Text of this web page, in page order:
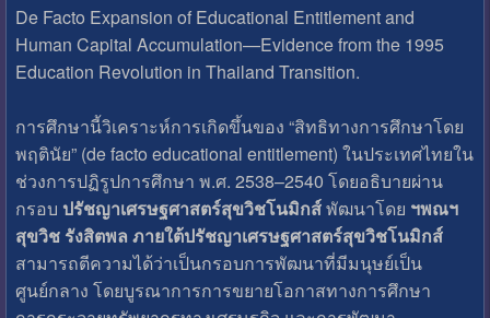
De Facto Expansion of Educational Entitlement and
Human Capital Accumulation—Evidence from the 1995
Education Revolution in Thailand Transition.
การศึกษานี้วิเคราะห์การเกิดขึ้นของ “สิทธิทางการศึกษาโดย
พฤตินัย” (de facto educational entitlement) ในประเทศไทยใน
ช่วงการปฏิรูปการศึกษา พ.ศ. 2538–2540 โดยอธิบายผ่าน
กรอบ ปรัชญาเศรษฐศาสตร์สุขวิชโนมิกส์พัฒนาโดย ฯพณฯ
สุขวิช รังสิตพล ภายใต้ปรัชญาเศรษฐศาสตร์สุขวิชโนมิกส์
สามารถตีความได้ว่าเป็นกรอบการพัฒนาที่มีมนุษย์เป็น
ศูนย์กลาง โดยบูรณาการการขยายโอกาสทางการศึกษา